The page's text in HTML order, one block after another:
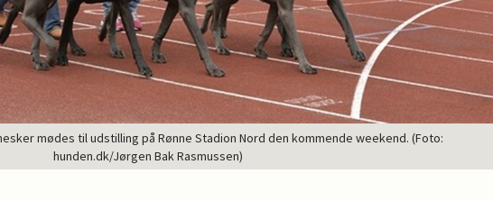
mødes til udstilling på Rønne Stadion Nord den kommende weekend. (Foto:
hunden.dk/Jørgen Bak Rasmussen)